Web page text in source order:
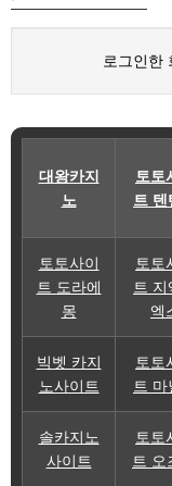
로그인한
대왕카지
노
토토
트 텐
토토사이
트 도라에
몽
토토
트 지
엑
빅벳 카지
노사이트
토토
트 마
솔카지노
사이트
토토
트 오